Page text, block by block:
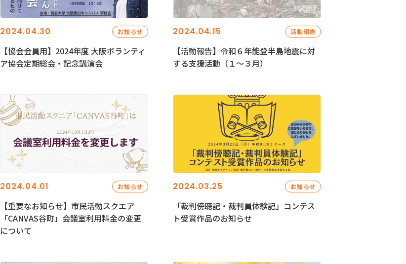
2024.04.30 お知らせ
【協会会員用】2024年度 大阪ボランティ
ア協会定期総会・記念講演会
2024.04.15 活動報告
【活動報告】令和６年能登半島地震に対
する支援活動（１〜３月）
2024.04.01 お知らせ
【重要なお知らせ】市民活動スクエア
「CANVAS谷町」会議室利用料金の変更
について
2024.03.25 お知らせ
「裁判傍聴記・裁判員体験記」コンテス
ト受賞作品のお知らせ